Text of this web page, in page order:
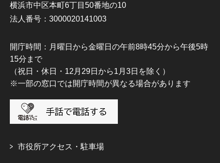
横浜市中区本町6丁目50番地の10
法人番号：3000020141003
開庁時間：月曜日から金曜日の午前8時45分から午後5時
15分まで
（祝日・休日・12月29日から1月3日を除く）
※一部の窓口では開庁時間が異なる場合があります
市役所アクセス・駐車場